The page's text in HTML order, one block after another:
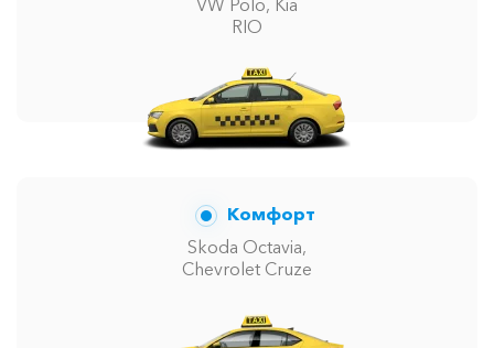
RIO
Комфорт
Skoda Octavia,
Chevrolet Cruze